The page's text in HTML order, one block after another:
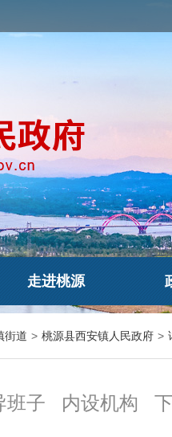
走进桃源
街道 > 桃源县西安镇人民政府 >
班子 内设机构